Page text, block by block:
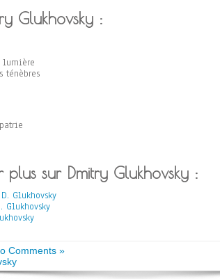
Glukhovsky :
lumière
ténèbres
plus sur Dmitry Glukhovsky :
Glukhovsky
Glukhovsky
Comments »